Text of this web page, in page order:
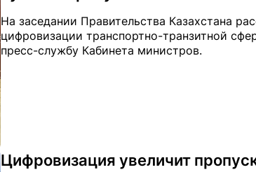
На заседании Правительства Казахстана
цифровизации транспортно-транзитной
пресс-службу Кабинета министров.
Цифровизация увеличит